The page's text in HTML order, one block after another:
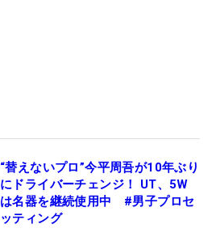
“替えないプロ”今平周吾が10年ぶり
にドライバーチェンジ！ UT、5W
は名器を継続使用中 #男子プロセ
ッティング